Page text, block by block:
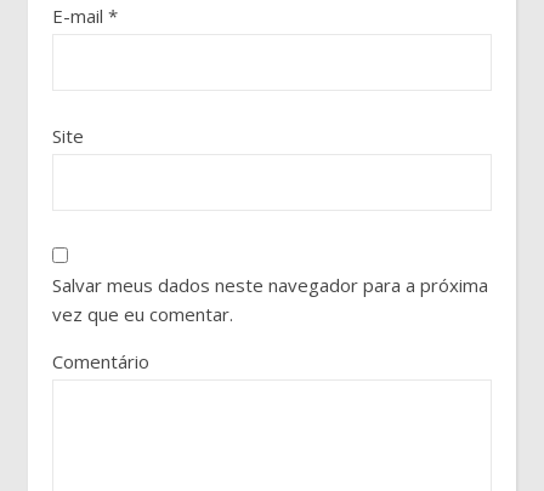
E-mail *
Site
Salvar meus dados neste navegador para a próxima
vez que eu comentar.
Comentário